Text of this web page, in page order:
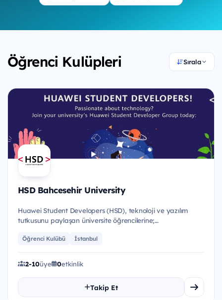
Öğrenci Kulüpleri Sırala
HSD Bahcesehir University
Huawei Student Developers (HSD), teknoloji ve yazılım
tutkusunu paylaşan üniversite öğrencilerine;
Öğrenci Kulübü İstanbul
2-10üye 0etkinlik
Takip Et